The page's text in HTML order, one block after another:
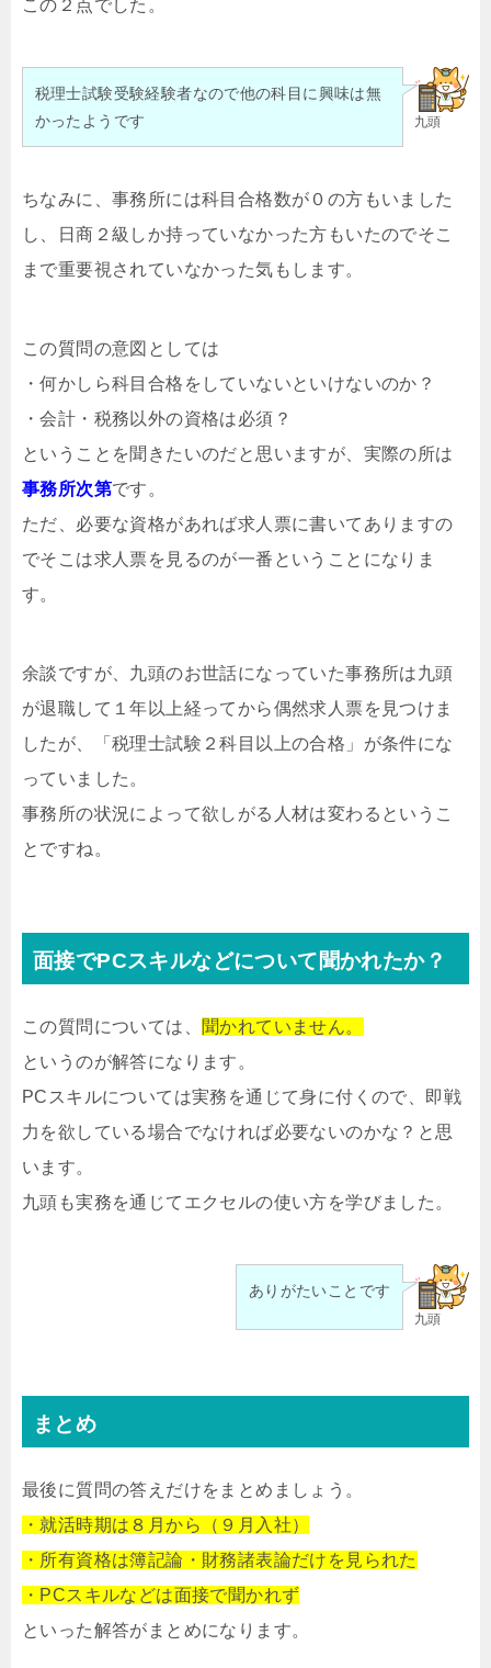
この２点でした。
九頭
税理士試験受験経験者なので他の科目に興味は無
かったようです
ちなみに、事務所には科目合格数が０の方もいました
し、日商２級しか持っていなかった方もいたのでそこ
まで重要視されていなかった気もします。
この質問の意図としては
・何かしら科目合格をしていないといけないのか？
・会計・税務以外の資格は必須？
ということを聞きたいのだと思いますが、実際の所は
事務所次第です。
ただ、必要な資格があれば求人票に書いてありますの
でそこは求人票を見るのが一番ということになりま
す。
余談ですが、九頭のお世話になっていた事務所は九頭
が退職して１年以上経ってから偶然求人票を見つけま
したが、「税理士試験２科目以上の合格」が条件にな
っていました。
事務所の状況によって欲しがる人材は変わるというこ
とですね。
面接でPCスキルなどについて聞かれたか？
この質問については、
聞かれていません。
というのが解答になります。
PCスキルについては実務を通じて身に付くので、即戦
力を欲している場合でなければ必要ないのかな？と思
います。
九頭も実務を通じてエクセルの使い方を学びました。
九頭
ありがたいことです
まとめ
最後に質問の答えだけをまとめましょう。
・就活時期は８月から（９月入社）
・所有資格は簿記論・財務諸表論だけを見られた
・PCスキルなどは面接で聞かれず
といった解答がまとめになります。